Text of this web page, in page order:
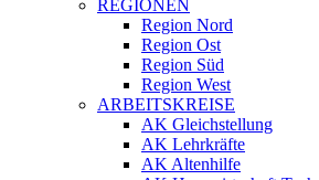
REGIONEN
Region Nord
Region Ost
Region Süd
Region West
ARBEITSKREISE
AK Gleichstellung
AK Lehrkräfte
AK Altenhilfe